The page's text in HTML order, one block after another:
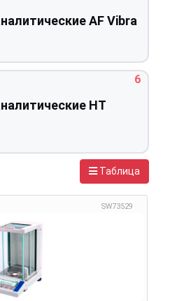
AF Vibra
HT
6
Таблица
SW73529